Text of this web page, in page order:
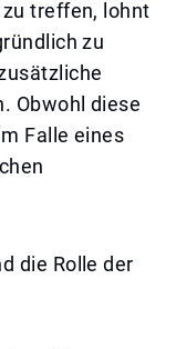
treffen, lohnt
zu
Obwohl diese
Falle eines
die Rolle der